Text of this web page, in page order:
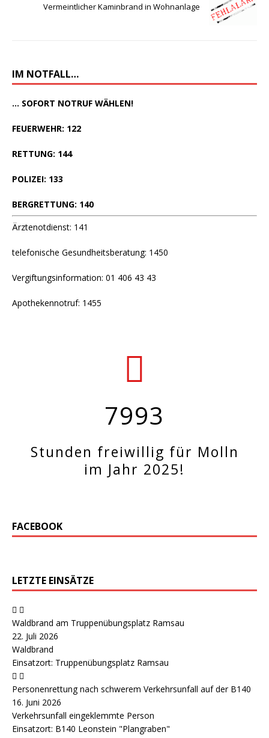
Vermeintlicher Kaminbrand in Wohnanlage
IM NOTFALL…
... SOFORT NOTRUF WÄHLEN!
FEUERWEHR: 122
RETTUNG: 144
POLIZEI: 133
BERGRETTUNG: 140
Ärztenotdienst: 141
telefonische Gesundheitsberatung: 1450
Vergiftungsinformation: 01 406 43 43
Apothekennotruf: 1455
7993
Stunden freiwillig für Molln
im Jahr 2025!
FACEBOOK
LETZTE EINSÄTZE
Waldbrand am Truppenübungsplatz Ramsau
22. Juli 2026
Waldbrand
Einsatzort: Truppenübungsplatz Ramsau
Personenrettung nach schwerem Verkehrsunfall auf der B140
16. Juni 2026
Verkehrsunfall eingeklemmte Person
Einsatzort: B140 Leonstein "Plangraben"